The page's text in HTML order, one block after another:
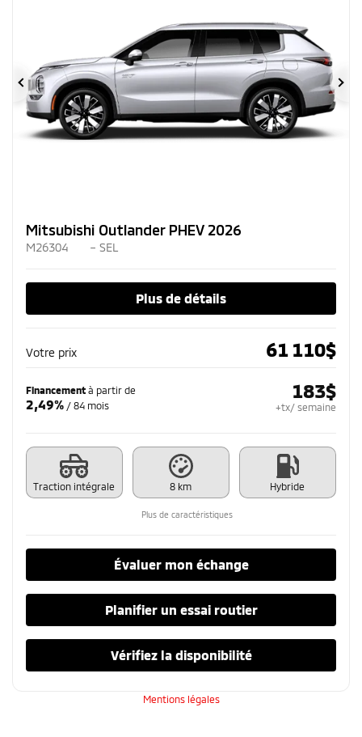
Précédent
Mitsubishi Outlander PHEV 2026
M26304 – SEL
Plus de détails
Votre prix 61 110$
Financement à partir de
2,49% / 84 mois
183$
+tx/ semaine
Traction intégrale 8 km Hybride
Plus de caractéristiques
Évaluer mon échange
Planifier un essai routier
Vérifiez la disponibilité
Mentions légales